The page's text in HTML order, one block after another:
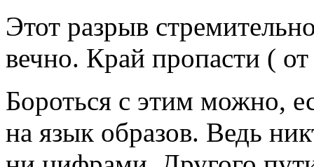
Этот разрыв
вечно. Край пропасти (
Бороться с этим можно,
на язык образов. Ведь